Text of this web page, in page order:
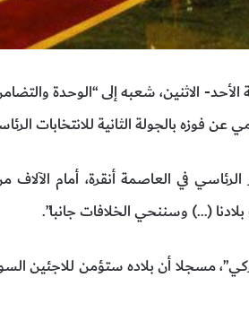
الاثنين، شعبه إلى “الوحدة
فوزه بالجولة الثانية للانتخابات
في العاصمة أنقرة، أمام الآلاف
(…) وسننحي الخلافات جانبا”.
خسر اليوم من 85 مليون تركي”، مسجلا أن بلاده ستؤمن